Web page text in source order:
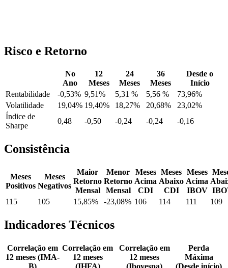
Risco e Retorno
No
Ano
12
Meses
24
Meses
36
Meses
Desde o
Início
Rentabilidade
-0,53% 9,51% 5,31 % 5,56 %
73,96%
Volatilidade
19,04% 19,40% 18,27% 20,68%
23,02%
Índice de
Sharpe
0,48 -0,50 -0,24 -0,24 -0,16
Consistência
Meses
Positivos
Meses
Negativos
Maior
Retorno
Mensal
Menor
Retorno
Mensal
Meses
Acima
CDI
Meses
Abaixo
CDI
Meses
Acima
IBOV
115
105 15,85% -23,08% 106 114 111 109
Indicadores Técnicos
Correlação em
12 meses (IMA-
Correlação em
12 meses
Correlação em
12 meses
Perda
Máxima